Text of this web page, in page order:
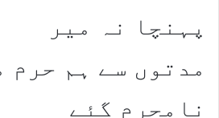
پہنچا نہ میر
مدتوں سے ہم حرم
نامحرم گئے